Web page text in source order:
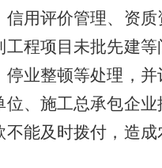
用评价管理、资
程项目未批先建
业整顿等处理，
位、施工总承包企
能及时拨付，造